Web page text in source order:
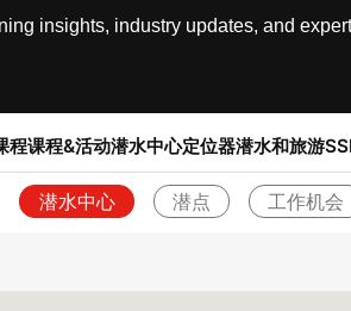
insights, industry updates, and
程课程&活动潜水中心定位器潜水和旅游
潜水中心 潜点 工作机会